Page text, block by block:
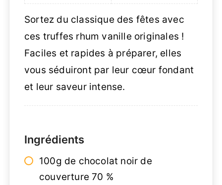
Sortez du classique des fêtes avec
ces truffes rhum vanille originales !
Faciles et rapides à préparer, elles
vous séduiront par leur cœur fondant
et leur saveur intense.
Ingrédients
100g de chocolat noir de
couverture 70 %